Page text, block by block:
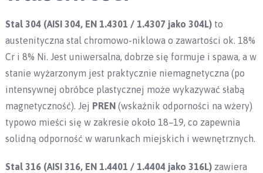
Stal 304 (AISI 304, EN 1.4301 / 1.4307 jako 304L)to
austenityczna stal chromowo-niklowa o zawartości ok. 18%
Cr i 8% Ni. Jest uniwersalna, dobrze się formuje i spawa, a w
stanie wyżarzonym jest praktycznie niemagnetyczna (po
intensywnej obróbce plastycznej może wykazywać słabą
magnetyczność). Jej PREN (wskaźnik odporności na wżery)
typowo mieści się w zakresie około 18–19, co zapewnia
solidną odporność w warunkach miejskich i wewnętrznych.
Stal 316 (AISI 316, EN 1.4401 / 1.4404 jako 316L)zawiera